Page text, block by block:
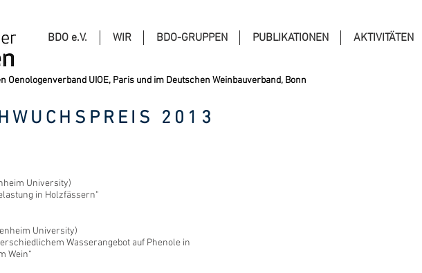
BDO e.V. WIR BDO-GRUPPEN PUBLIKATIONEN AKTIVITÄTEN
Oenologenverband UIOE, Paris und im Deutschen Weinbauverband, Bonn
2013
University)
in Holzfässern“
University)
Wasserangebot auf Phenole in
Wein“